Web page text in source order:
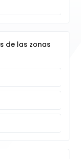
de las zonas